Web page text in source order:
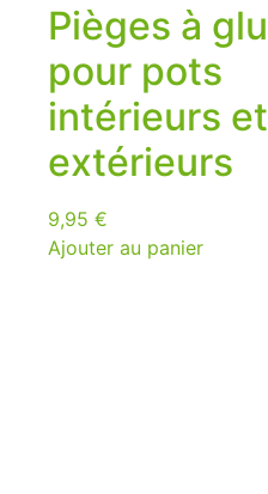
Pièges à glu
pour pots
intérieurs et
extérieurs
9,95 €
Ajouter au panier